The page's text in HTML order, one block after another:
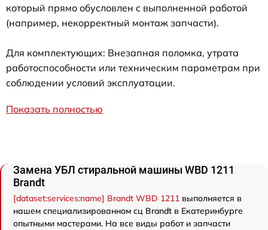
который прямо обусловлен с выполненной работой
(например, некорректный монтаж запчасти).
Для комплектующих: Внезапная поломка, утрата
работоспособности или техническим параметрам при
соблюдении условий эксплуатации.
Показать полностью
Замена УБЛ стиральной машины WBD 1211
Brandt
[dataset:services:name] Brandt WBD 1211 выполняется в
нашем специализированном сц Brandt в Екатеринбурге
опытными мастерами. На все виды работ и запчасти